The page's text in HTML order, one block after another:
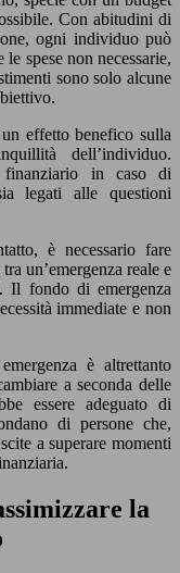
Con abitudini di
ogni individuo può
spese non necessarie,
sono solo alcune
effetto benefico sulla
dell’individuo.
finanziario in caso di
legati alle questioni
è necessario fare
un’emergenza reale e
Il fondo di emergenza
immediate e non
è altrettanto
a seconda delle
essere adeguato di
di persone che,
a superare momenti
la